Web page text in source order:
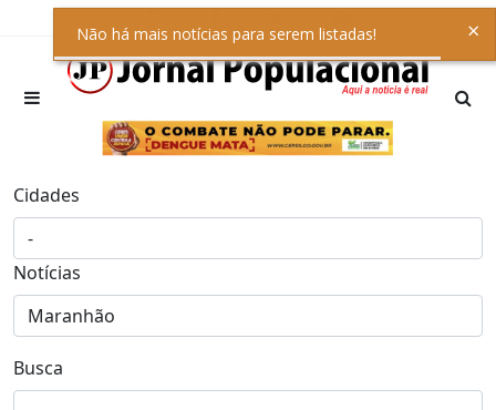
Cidades
Notícias
Busca
Não há mais notícias para serem listadas! ×